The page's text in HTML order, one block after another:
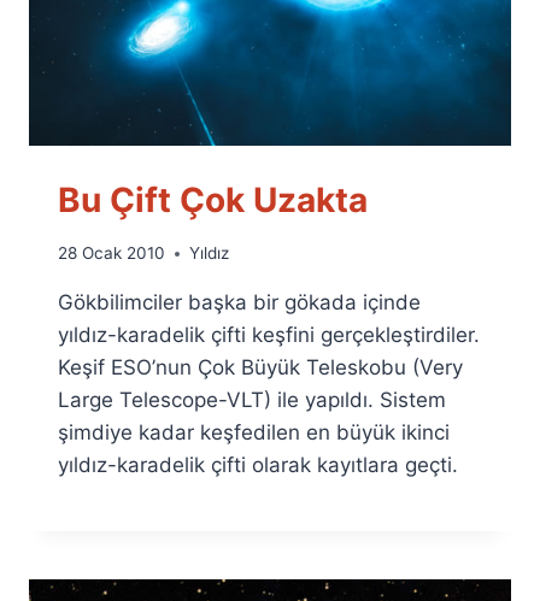
Bu Çift Çok Uzakta
By
Fuat
Özyar
28 Ocak 2010 Yıldız
Gökbilimciler başka bir gökada içinde
yıldız-karadelik çifti keşfini gerçekleştirdiler.
Keşif ESO’nun Çok Büyük Teleskobu (Very
Large Telescope-VLT) ile yapıldı. Sistem
şimdiye kadar keşfedilen en büyük ikinci
yıldız-karadelik çifti olarak kayıtlara geçti.